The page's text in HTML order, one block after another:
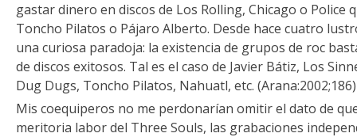
gastar dinero en discos de Los Rolling, Chicago o Police
Toncho Pilatos o Pájaro Alberto. Desde hace cuatro
una curiosa paradoja: la existencia de grupos de roc
de discos exitosos. Tal es el caso de Javier Bátiz, Los
Dug Dugs, Toncho Pilatos, Nahuatl, etc. (Arana:2002;186)
Mis coequiperos no me perdonarían omitir el dato de
meritoria labor del Three Souls, las grabaciones